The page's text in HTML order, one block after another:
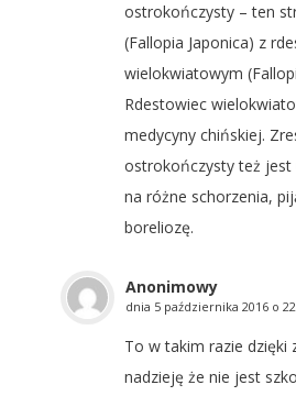
ostrokończysty – ten
(Fallopia Japonica) z
wielokwiatowym
Rdestowiec
medycyny chińskiej.
ostrokończysty też jest
na różne schorzenia,
boreliozę.
Anonimowy
dnia 5 października 2016 o
To w takim razie dzięki
nadzieję że nie jest